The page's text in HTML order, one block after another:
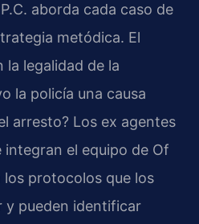
aborda cada caso de
metódica. El
la legalidad de la
la policía una causa
arresto? Los ex agentes
el equipo de Of
protocolos que los
y pueden identificar